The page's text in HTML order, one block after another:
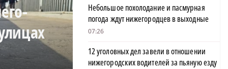
Небольшое похолодание и пасмурная
погода ждут нижегородцев в выходные
07:26
12 уголовных дел завели в отношении
нижегородских водителей за пьяную езду